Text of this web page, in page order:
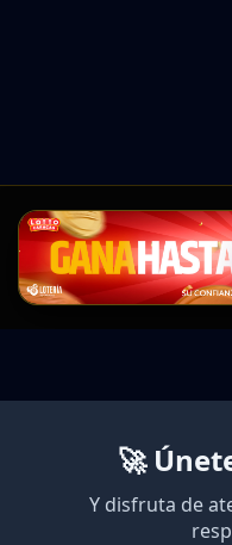
🚀
Y disfruta de